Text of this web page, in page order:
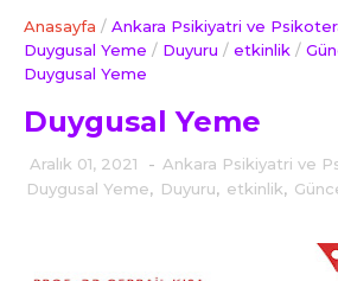
Anasayfa / Ankara Psikiyatri ve
Duygusal Yeme / Duyuru / etkinlik /
Duygusal Yeme
Duygusal Yeme
Aralık 01, 2021 - Ankara Psikiyatri ve
Duygusal Yeme, Duyuru, etkinlik,